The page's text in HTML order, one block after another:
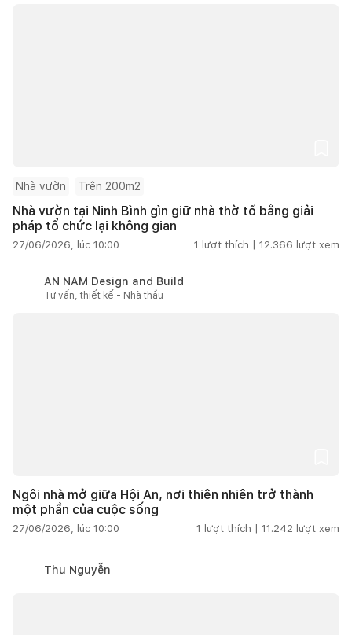
Nhà vườn Trên 200m2
Nhà vườn tại Ninh Bình gìn giữ nhà thờ tổ bằng giải
pháp tổ chức lại không gian
27/06/2026, lúc 10:00 1 lượt thích | 12.366 lượt xem
AN NAM Design and Build
Tư vấn, thiết kế - Nhà thầu
Ngôi nhà mở giữa Hội An, nơi thiên nhiên trở thành
một phần của cuộc sống
27/06/2026, lúc 10:00 1 lượt thích | 11.242 lượt xem
Thu Nguyễn